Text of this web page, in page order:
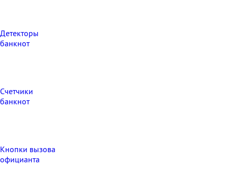
Детекторы
банкнот
Счетчики
банкнот
Кнопки вызова
официанта